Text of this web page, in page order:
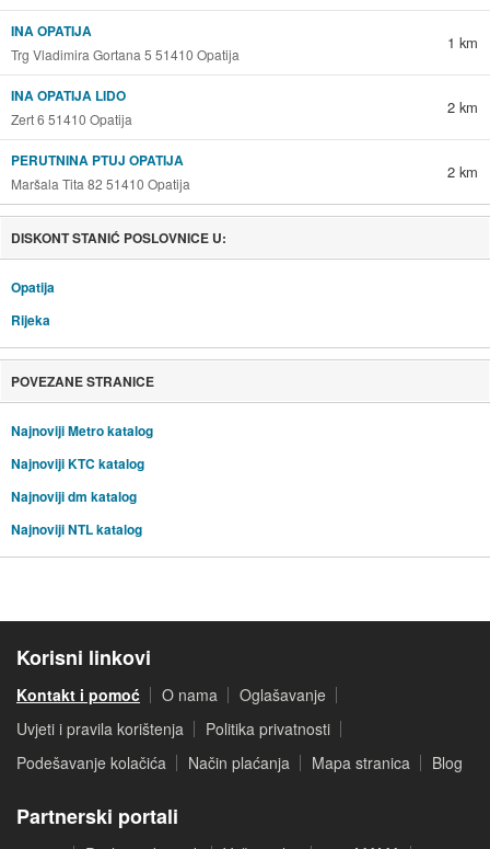
INA OPATIJA
Trg Vladimira Gortana 5 51410 Opatija
1 km
INA OPATIJA LIDO
Zert 6 51410 Opatija
2 km
PERUTNINA PTUJ OPATIJA
Maršala Tita 82 51410 Opatija
2 km
DISKONT STANIĆ POSLOVNICE U:
Opatija
Rijeka
POVEZANE STRANICE
Najnoviji Metro katalog
Najnoviji KTC katalog
Najnoviji dm katalog
Najnoviji NTL katalog
Korisni linkovi
Kontakt i pomoć O nama
Oglašavanje
Uvjeti i pravila korištenja
Politika privatnosti
Podešavanje kolačića
Način plaćanja Mapa stranica Blog
Partnerski portali